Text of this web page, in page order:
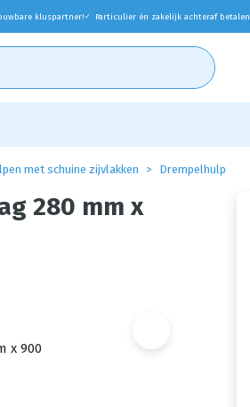
kluspartner! ✓ Particulier én zakelijk achteraf betalen
met schuine zijvlakken Drempelhulp
280 mm x